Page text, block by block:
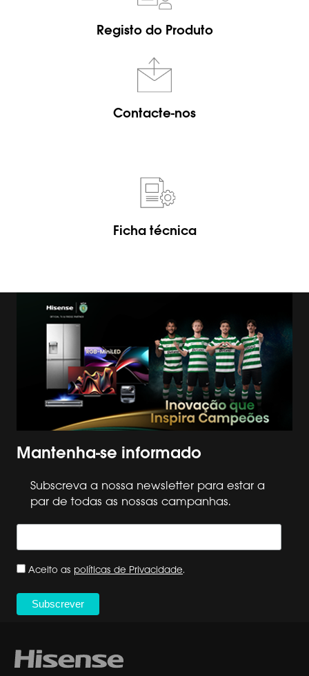
Registo do Produto
Contacte-nos
Ficha técnica
Mantenha-se informado
Subscreva a nossa newsletter para estar a
par de todas as nossas campanhas.
Aceito as políticas de Privacidade.